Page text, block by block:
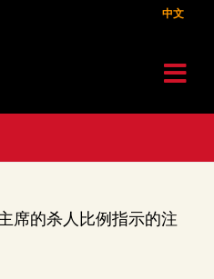
中文
席的杀人比例指示的注